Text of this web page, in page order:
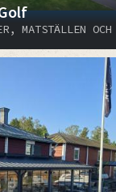
MATSTÄLLEN